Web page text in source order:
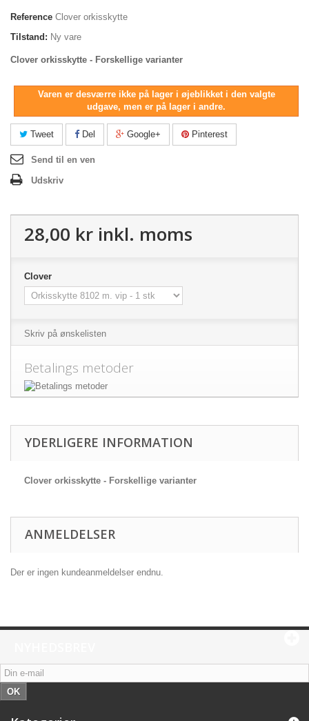
Reference Clover orkisskytte
Tilstand: Ny vare
Clover orkisskytte - Forskellige varianter
Varen er desværre ikke på lager i øjeblikket i den valgte
udgave, men er på lager i andre.
Tweet Del Google+ Pinterest
Send til en ven
Udskriv
28,00 kr inkl. moms
Clover
Skriv på ønskelisten
Betalings metoder
YDERLIGERE INFORMATION
Clover orkisskytte - Forskellige varianter
ANMELDELSER
Der er ingen kundeanmeldelser endnu.
OK